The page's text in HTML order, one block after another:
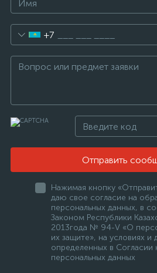
+7
Отправить
Нажимая кнопку
даю свое согласие на
персональных данных, в
Законом Республики
2013года № 94-V «О
их защите», на условиях и
определенных в Согласии
персональных данных